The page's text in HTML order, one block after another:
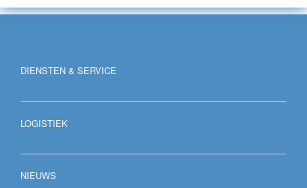
DIENSTEN & SERVICE
LOGISTIEK
NIEUWS